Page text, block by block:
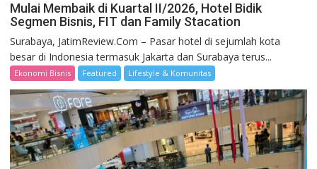
Mulai Membaik di Kuartal II/2026, Hotel Bidik
Segmen Bisnis, FIT dan Family Stacation
Surabaya, JatimReview.Com – Pasar hotel di sejumlah kota
besar di Indonesia termasuk Jakarta dan Surabaya terus...
Ekonomi Bisnis Featured Lifestyle & Komunitas